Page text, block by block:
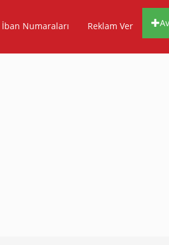
İban Numaraları Reklam Ver